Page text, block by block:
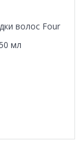
волос Four
мл